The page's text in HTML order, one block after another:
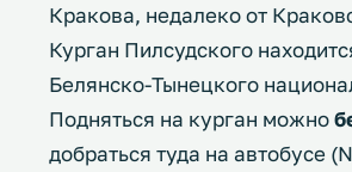
Кракова, недалеко от
Курган Пилсудского
Белянско-Тынецкого
Подняться на курган можно
добраться туда на автобусе